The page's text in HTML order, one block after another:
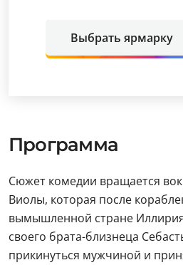
Выбрать ярмарку
Программа
Сюжет комедии вращается
Виолы, которая после
вымышленной стране
своего брата-близнеца
прикинуться мужчиной и